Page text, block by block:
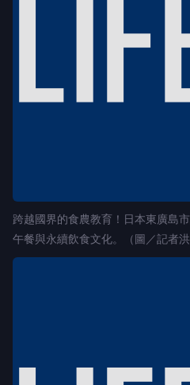
跨越國界的食農教育！日本東廣島
午餐與永續飲食文化。（圖／記者洪